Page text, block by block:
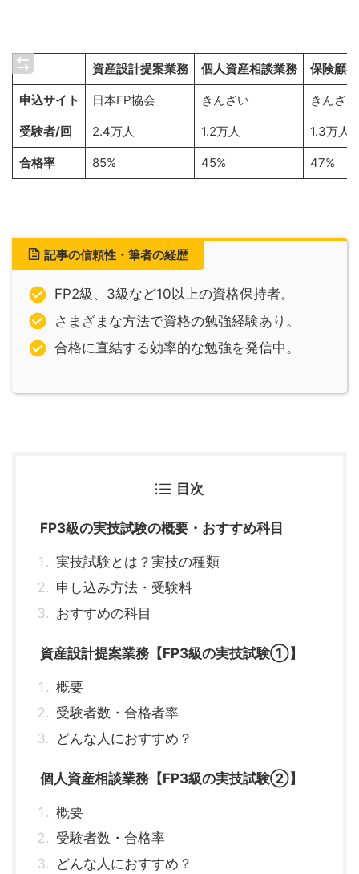
資産設計提案業務 個人資産相談業務 保険顧
申込サイト 日本FP協会 きんざい きんざい
受験者/回 2.4万人 1.2万人 1.3万人
合格率 85% 45% 47%
記事の信頼性・筆者の経歴
FP2級、3級など10以上の資格保持者。
さまざまな方法で資格の勉強経験あり。
合格に直結する効率的な勉強を発信中。
目次
FP3級の実技試験の概要・おすすめ科目
実技試験とは？実技の種類
申し込み方法・受験料
おすすめの科目
資産設計提案業務【FP3級の実技試験①】
概要
受験者数・合格者率
どんな人におすすめ？
個人資産相談業務【FP3級の実技試験②】
概要
受験者数・合格率
どんな人におすすめ？